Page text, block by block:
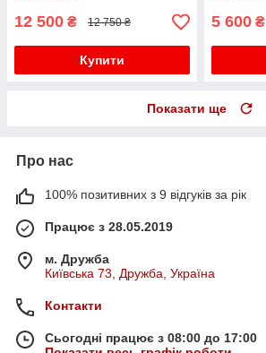
12 500 ₴ 12 750 ₴
Купити
5 600 ₴
Показати ще
Про нас
100% позитивних з 9 відгуків за рік
Працює з 28.05.2019
м. Дружба
Київська 73, Дружба, Україна
Контакти
Сьогодні працює з 08:00 до 17:00